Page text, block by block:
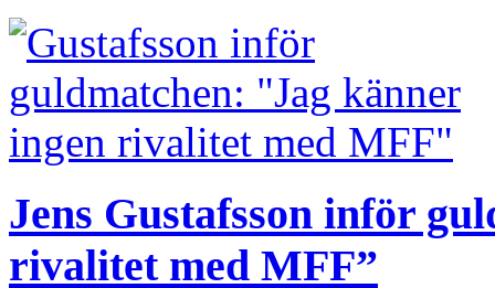
Jens Gustafsson inför
rivalitet med MFF”